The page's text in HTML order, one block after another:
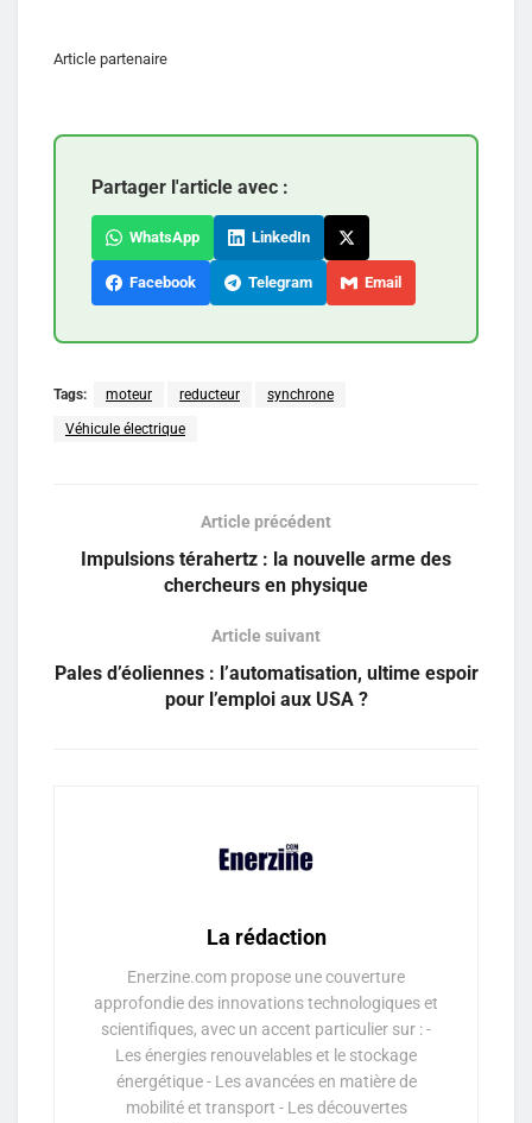
Article partenaire
Partager l'article avec :
WhatsApp LinkedIn
Facebook Telegram Email
Tags: moteur reducteur synchrone
Véhicule électrique
Article précédent
Impulsions térahertz : la nouvelle arme des
chercheurs en physique
Article suivant
Pales d’éoliennes : l’automatisation, ultime espoir
pour l’emploi aux USA ?
La rédaction
Enerzine.com propose une couverture
approfondie des innovations technologiques et
scientifiques, avec un accent particulier sur : -
Les énergies renouvelables et le stockage
énergétique - Les avancées en matière de
mobilité et transport - Les découvertes